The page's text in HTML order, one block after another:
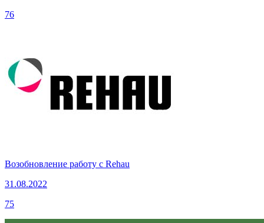
76
Возобновление работу с Rehau
31.08.2022
75